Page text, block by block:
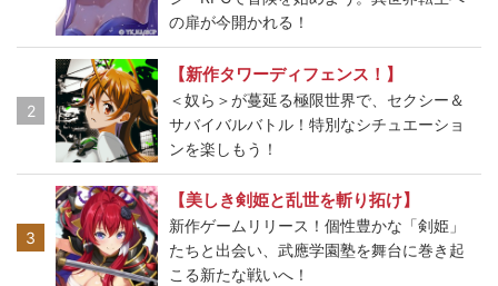
の扉が今開かれる！
2
【新作タワーディフェンス！】
＜奴ら＞が蔓延る極限世界で、セクシー＆
サバイバルバトル！特別なシチュエーショ
ンを楽しもう！
3
【美しき剣姫と乱世を斬り拓け】
新作ゲームリリース！個性豊かな「剣姫」
たちと出会い、武應学園塾を舞台に巻き起
こる新たな戦いへ！